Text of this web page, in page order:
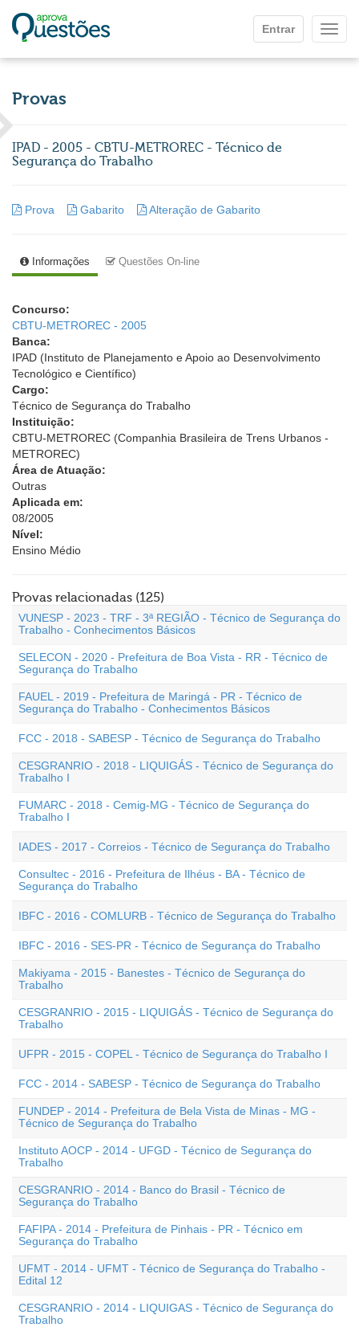
Entrar
Provas
IPAD - 2005 - CBTU-METROREC - Técnico de
Segurança do Trabalho
Prova Gabarito Alteração de Gabarito
Informações Questões On-line
Concurso:
CBTU-METROREC - 2005
Banca:
IPAD (Instituto de Planejamento e Apoio ao Desenvolvimento
Tecnológico e Científico)
Cargo:
Técnico de Segurança do Trabalho
Instituição:
CBTU-METROREC (Companhia Brasileira de Trens Urbanos -
METROREC)
Área de Atuação:
Outras
Aplicada em:
08/2005
Nível:
Ensino Médio
Provas relacionadas (125)
VUNESP - 2023 - TRF - 3ª REGIÃO - Técnico de Segurança do
Trabalho - Conhecimentos Básicos
SELECON - 2020 - Prefeitura de Boa Vista - RR - Técnico de
Segurança do Trabalho
FAUEL - 2019 - Prefeitura de Maringá - PR - Técnico de
Segurança do Trabalho - Conhecimentos Básicos
FCC - 2018 - SABESP - Técnico de Segurança do Trabalho
CESGRANRIO - 2018 - LIQUIGÁS - Técnico de Segurança do
Trabalho I
FUMARC - 2018 - Cemig-MG - Técnico de Segurança do
Trabalho I
IADES - 2017 - Correios - Técnico de Segurança do Trabalho
Consultec - 2016 - Prefeitura de Ilhéus - BA - Técnico de
Segurança do Trabalho
IBFC - 2016 - COMLURB - Técnico de Segurança do Trabalho
IBFC - 2016 - SES-PR - Técnico de Segurança do Trabalho
Makiyama - 2015 - Banestes - Técnico de Segurança do
Trabalho
CESGRANRIO - 2015 - LIQUIGÁS - Técnico de Segurança do
Trabalho
UFPR - 2015 - COPEL - Técnico de Segurança do Trabalho I
FCC - 2014 - SABESP - Técnico de Segurança do Trabalho
FUNDEP - 2014 - Prefeitura de Bela Vista de Minas - MG -
Técnico de Segurança do Trabalho
Instituto AOCP - 2014 - UFGD - Técnico de Segurança do
Trabalho
CESGRANRIO - 2014 - Banco do Brasil - Técnico de
Segurança do Trabalho
FAFIPA - 2014 - Prefeitura de Pinhais - PR - Técnico em
Segurança do Trabalho
UFMT - 2014 - UFMT - Técnico de Segurança do Trabalho -
Edital 12
CESGRANRIO - 2014 - LIQUIGAS - Técnico de Segurança do
Trabalho